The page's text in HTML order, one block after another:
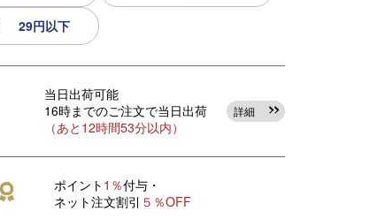
29円以下
当日出荷可能
16時までのご注文で当日出荷
（あと12時間53分以内）
詳細
ポイント 1％付与・
ネット注文割引 ５％OFF